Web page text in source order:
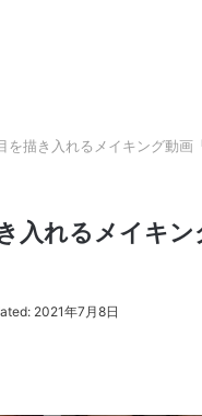
を描き入れるメイキング動
入れるメイキ
2021年7月8日